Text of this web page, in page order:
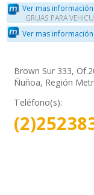
Ver mas
GRUAS PARA
Ver mas
Brown Sur 333,
Ñuñoa, Región
Teléfono(s):